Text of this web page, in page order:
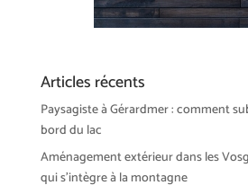
Articles récents
Paysagiste à Gérardmer : comment
bord du lac
Aménagement extérieur dans les
qui s’intègre à la montagne